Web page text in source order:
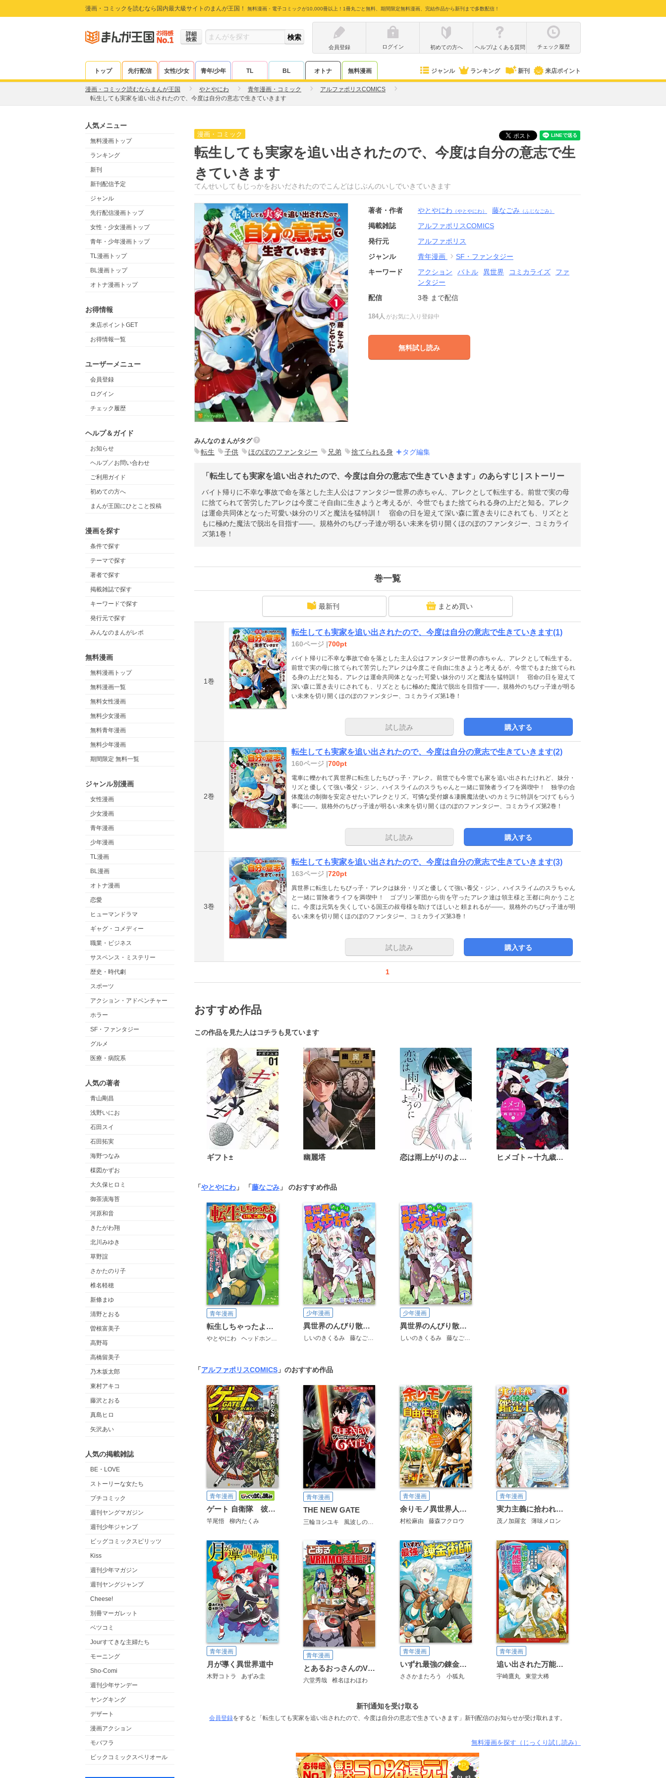
漫画・コミックを読むなら国内最大級サイトのまんが王国！ 無料漫画・電子コミックが10,000冊以上！1冊丸ごと無料、期間限定無料漫画、完結作品から新刊まで多数配信！
詳細
検索
会員登録
ログイン 初めての方へ ヘルプ/よくある質問 チェック履歴
トップ 先行配信 女性/少女 青年/少年 TL BL オトナ 無料漫画 ジャンル ランキング 新刊 来店ポイント
漫画・コミック読むならまんが王国 やとやにわ 青年漫画・コミック
アルファポリスCOMICS
転生しても実家を追い出されたので、今度は自分の意志で生きていきます
人気メニュー
無料漫画トップ
ランキング
新刊
新刊配信予定
ジャンル
先行配信漫画トップ
女性・少女漫画トップ
青年・少年漫画トップ
TL漫画トップ
BL漫画トップ
オトナ漫画トップ
お得情報
来店ポイントGET
お得情報一覧
ユーザーメニュー
会員登録
ログイン
チェック履歴
ヘルプ＆ガイド
お知らせ
ヘルプ／お問い合わせ
ご利用ガイド
初めての方へ
まんが王国にひとこと投稿
漫画を探す
条件で探す
テーマで探す
著者で探す
掲載雑誌で探す
キーワードで探す
発行元で探す
みんなのまんがレポ
無料漫画
無料漫画トップ
無料漫画一覧
無料女性漫画
無料少女漫画
無料青年漫画
無料少年漫画
期間限定 無料一覧
ジャンル別漫画
女性漫画
少女漫画
青年漫画
少年漫画
TL漫画
BL漫画
オトナ漫画
恋愛
ヒューマンドラマ
ギャグ・コメディー
職業・ビジネス
サスペンス・ミステリー
歴史・時代劇
スポーツ
アクション・アドベンチャー
ホラー
SF・ファンタジー
グルメ
医療・病院系
人気の著者
青山剛昌
浅野いにお
石田スイ
石田拓実
海野つなみ
楳図かずお
大久保ヒロミ
御茶漬海苔
河原和音
きたがわ翔
北川みゆき
草野誼
さかたのり子
椎名軽穂
新條まゆ
清野とおる
曽根富美子
高野苺
高橋留美子
乃木坂太郎
東村アキコ
藤沢とおる
真島ヒロ
矢沢あい
人気の掲載雑誌
BE・LOVE
ストーリーな女たち
プチコミック
週刊ヤングマガジン
週刊少年ジャンプ
ビッグコミックスピリッツ
Kiss
週刊少年マガジン
週刊ヤングジャンプ
Cheese!
別冊マーガレット
ベツコミ
Jourすてきな主婦たち
モーニング
Sho-Comi
週刊少年サンデー
ヤングキング
デザート
漫画アクション
モバフラ
ビックコミックスペリオール
漫画・コミック
転生しても実家を追い出されたので、今度は自分の意志で生
きていきます
てんせいしてもじっかをおいだされたのでこんどはじぶんのいしでいきていきます
著者・作者 やとやにわ （やとやにわ） 藤なごみ （ふじなごみ）
掲載雑誌
アルファポリスCOMICS
発行元
アルファポリス
ジャンル
青年漫画
SF・ファンタジー
キーワード
アクション バトル 異世界 コミカライズ
ファ
ンタジー
配信
3巻 まで配信
184人 がお気に入り登録中
無料試し読み
みんなのまんがタグ
転生 子供 ほのぼのファンタジー 兄弟 捨てられる身 タグ編集
「転生しても実家を追い出されたので、今度は自分の意志で生きていきます」のあらすじ | ストーリー
バイト帰りに不幸な事故で命を落とした主人公はファンタジー世界の赤ちゃん、アレクとして転生する。前世で実の母
に捨てられて苦労したアレクは今度こそ自由に生きようと考えるが、今世でもまた捨てられる身の上だと知る。アレク
は運命共同体となった可愛い妹分のリズと魔法を猛特訓！ 宿命の日を迎えて深い森に置き去りにされても、リズとと
もに極めた魔法で脱出を目指す――。規格外のちびっ子達が明るい未来を切り開くほのぼのファンタジー、コミカライ
ズ第1巻！
巻一覧
最新刊 まとめ買い
1巻
転生しても実家を追い出されたので、今度は自分の意志で生きていきます(1)
160ページ |700pt
バイト帰りに不幸な事故で命を落とした主人公はファンタジー世界の赤ちゃん、アレクとして転生する。
前世で実の母に捨てられて苦労したアレクは今度こそ自由に生きようと考えるが、今世でもまた捨てられ
る身の上だと知る。アレクは運命共同体となった可愛い妹分のリズと魔法を猛特訓！ 宿命の日を迎えて
深い森に置き去りにされても、リズとともに極めた魔法で脱出を目指す――。規格外のちびっ子達が明る
い未来を切り開くほのぼのファンタジー、コミカライズ第1巻！
試し読み 購入する
2巻
転生しても実家を追い出されたので、今度は自分の意志で生きていきます(2)
160ページ |700pt
電車に轢かれて異世界に転生したちびっ子・アレク。前世でも今世でも家を追い出されたけれど、妹分・
リズと優しくて強い養父・ジン、ハイスライムのスラちゃんと一緒に冒険者ライフを満喫中！ 独学の合
体魔法の制御を安定させたいアレクとリズ。可憐な受付嬢＆凄腕魔法使いのカミラに特訓をつけてもらう
事に――。規格外のちびっ子達が明るい未来を切り開くほのぼのファンタジー、コミカライズ第2巻！
試し読み 購入する
3巻
転生しても実家を追い出されたので、今度は自分の意志で生きていきます(3)
163ページ |720pt
異世界に転生したちびっ子・アレクは妹分・リズと優しくて強い養父・ジン、ハイスライムのスラちゃん
と一緒に冒険者ライフを満喫中！ ゴブリン軍団から街を守ったアレク達は領主様と王都に向かうこと
に。今度は元気を失くしている国王の叔母様を助けてほしいと頼まれるが――。規格外のちびっ子達が明
るい未来を切り開くほのぼのファンタジー、コミカライズ第3巻！
試し読み 購入する
1
おすすめ作品
この作品を見た人はコチラも見ています
ギフト± 幽麗塔 恋は雨上がりのように ヒメゴト～十九歳の制服～
「やとやにわ 」 「藤なごみ 」 のおすすめ作品
青年漫画
転生しちゃったよ（いや、ごめん）
やとやにわ ヘッドホン侍
少年漫画
異世界のんびり散歩旅【電子単行本版】
しいのきくるみ 藤なごみ
少年漫画
異世界のんびり散歩旅【単話版】
しいのきくるみ 藤なごみ
「アルファポリスCOMICS 」のおすすめ作品
青年漫画
ゲート 自衛隊 彼の地にて、斯く戦えり
竿尾悟 柳内たくみ
青年漫画
THE NEW GATE
三輪ヨシユキ 風波しのぎ
青年漫画
余りモノ異世界人の自由生活 勇者じゃないので勝手にやらせてもらいます
村松麻由 藤森フクロウ
青年漫画
実力主義に拾われた鑑定士 ～奴隷扱いだった母国を捨てて、敵国の英雄はじめました～
茂ノ加羅玄 薄味メロン
青年漫画
月が導く異世界道中
木野コトラ あずみ圭
青年漫画
とあるおっさんのVRMMO活動記
六堂秀哉 椎名ほわほわ
青年漫画
いずれ最強の錬金術師？
ささかまたろう 小狐丸
青年漫画
追い出された万能職に新しい人生が始まりました
宇崎鷹丸 東堂大稀
新刊通知を受け取る
会員登録をすると「転生しても実家を追い出されたので、今度は自分の意志で生きていきます」新刊配信のお知らせが受け取れます。
無料漫画を探す（じっくり試し読み）